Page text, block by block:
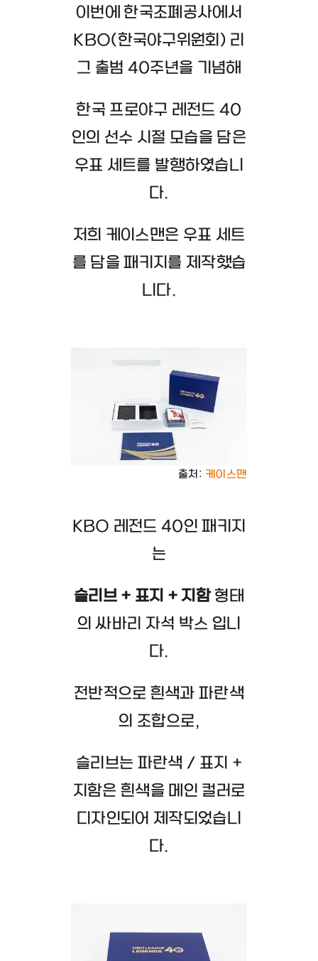
이번에 한국조폐공사에서
KBO(한국야구위원회) 리
그 출범 40주년을 기념해
한국 프로야구 레전드 40
인의 선수 시절 모습을 담은
우표 세트를 발행하였습니
다.
저희 케이스맨은 우표 세트
를 담을 패키지를 제작했습
니다.
출처: 케이스맨
KBO 레전드 40인 패키지
는
슬리브 + 표지 + 지함형태
의 싸바리 자석 박스 입니
다.
전반적으로 흰색과 파란색
의 조합으로,
슬리브는 파란색 / 표지 +
지함은 흰색을 메인 컬러로
디자인되어 제작되었습니
다.